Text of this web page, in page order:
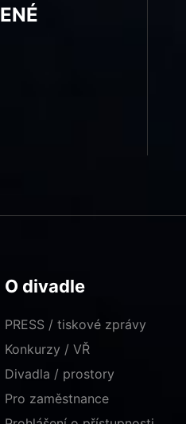
O divadle
PRESS / tiskové zprávy
Konkurzy / VŘ
Divadla / prostory
Pro zaměstnance